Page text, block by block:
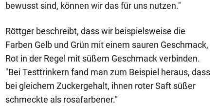
bewusst sind, können wir das für uns nutzen."
Röttger beschreibt, dass wir beispielsweise die
Farben Gelb und Grün mit einem sauren Geschmack,
Rot in der Regel mit süßem Geschmack verbinden.
"Bei Testtrinkern fand man zum Beispiel heraus, dass
bei gleichem Zuckergehalt, ihnen roter Saft süßer
schmeckte als rosafarbener."